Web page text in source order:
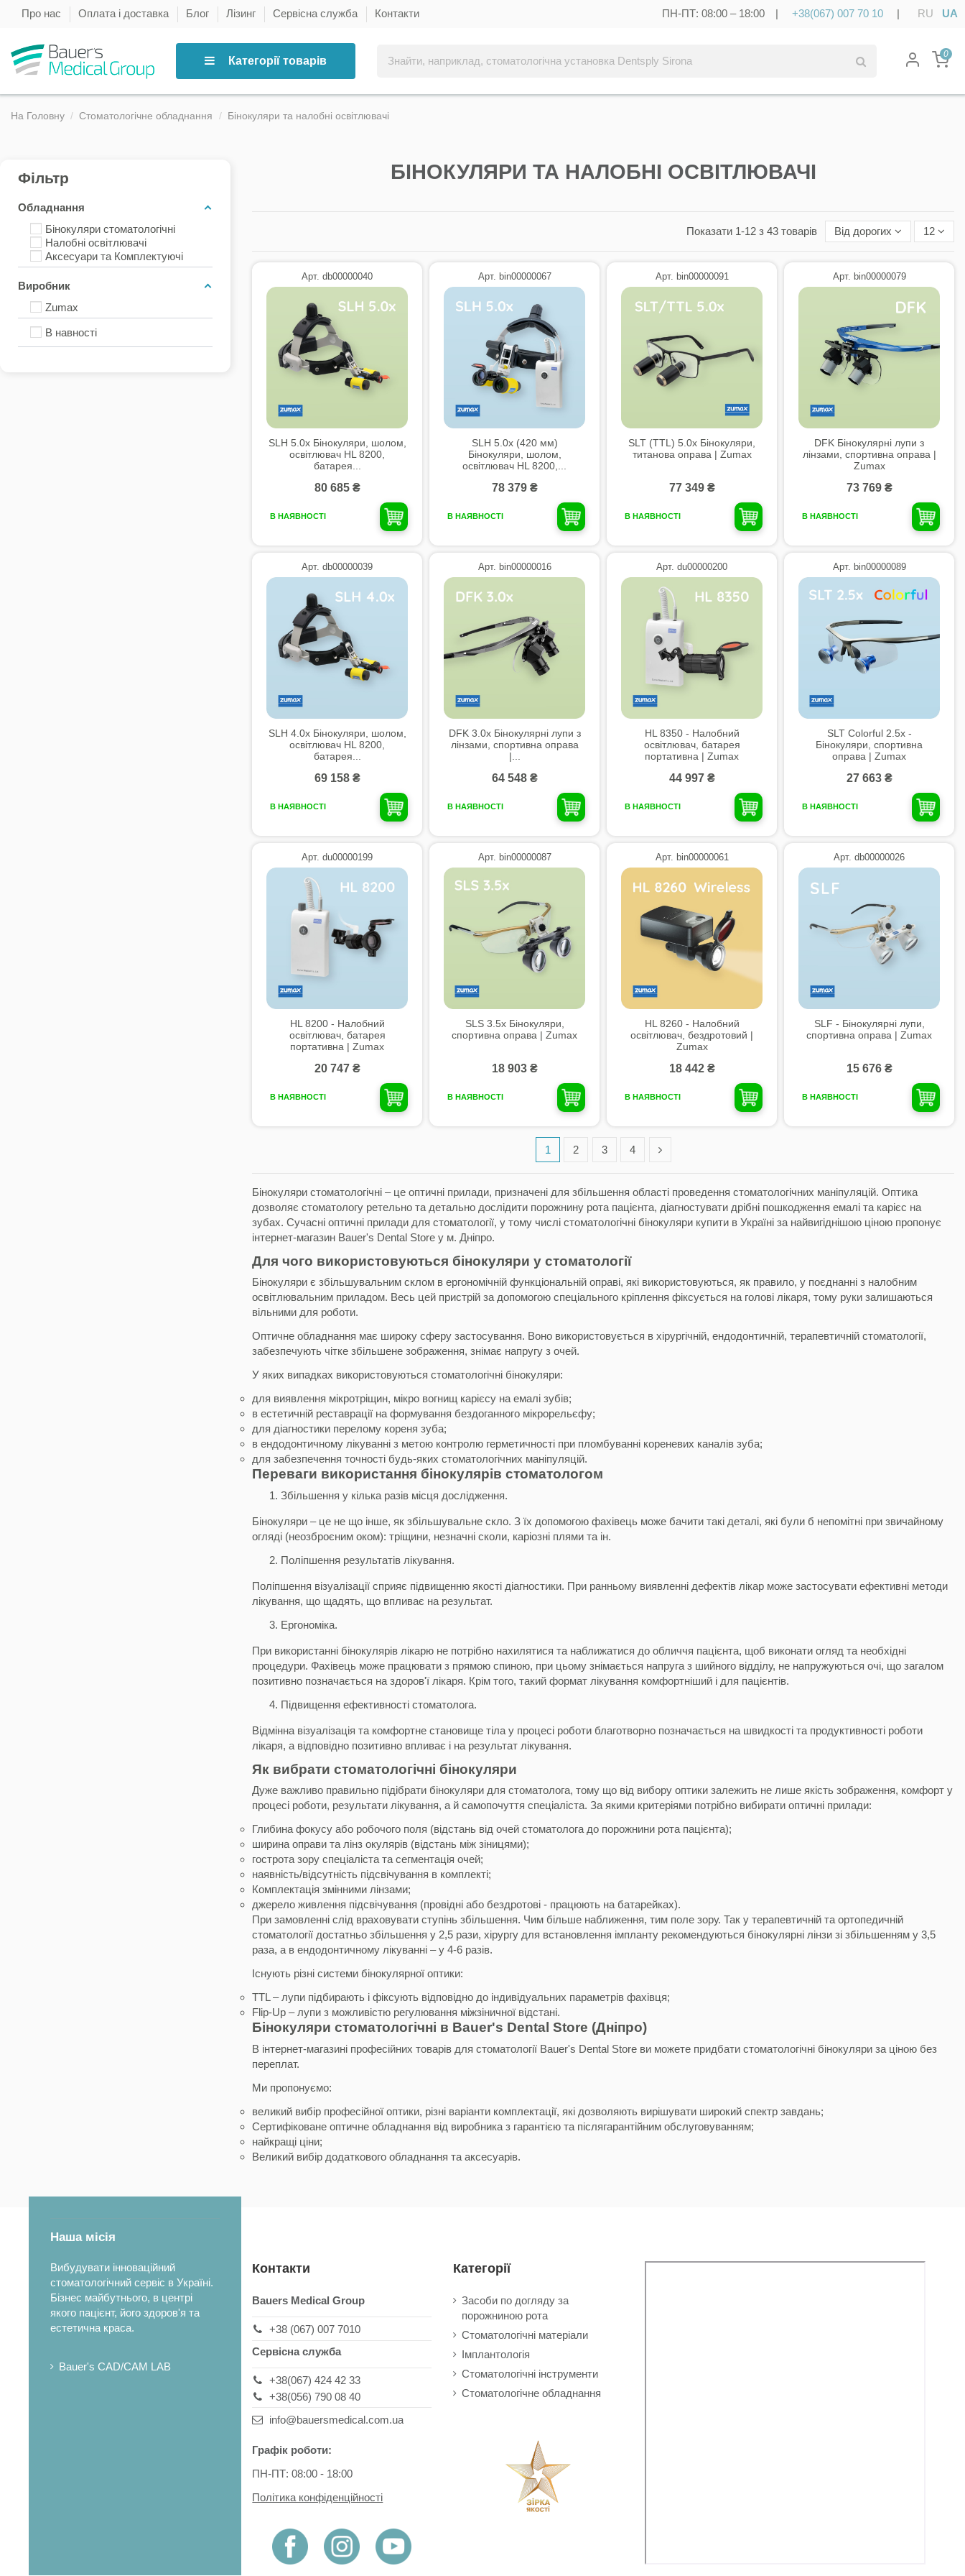
Про нас Оплата і доставка Блог Лізинг Сервісна служба Контакти ПН-ПТ: 08:00 – 18:00 | +38(067) 007 70 10 | RU UA
Категорії товарів
0
На Головну Стоматологічне обладнання Бінокуляри та налобні освітлювачі
Фільтр
Обладнання
Бінокуляри стоматологічні
Налобні освітлювачі
Аксесуари та Комплектуючі
Виробник
Zumax
В навності
БІНОКУЛЯРИ ТА НАЛОБНІ ОСВІТЛЮВАЧІ
Показати 1-12 з 43 товарів Від дорогих 12
Арт. db00000040
SLH 5.0x Бінокуляри, шолом,
освітлювач HL 8200,
батарея...
80 685 ₴
В НАЯВНОСТІ
Арт. bin00000067
SLH 5.0x (420 мм)
Бінокуляри, шолом,
освітлювач HL 8200,...
78 379 ₴
В НАЯВНОСТІ
Арт. bin00000091
SLT (TTL) 5.0x Бінокуляри,
титанова оправа | Zumax
77 349 ₴
В НАЯВНОСТІ
Арт. bin00000079
DFK Бінокулярні лупи з
лінзами, спортивна оправа |
Zumax
73 769 ₴
В НАЯВНОСТІ
Арт. db00000039
SLH 4.0x Бінокуляри, шолом,
освітлювач HL 8200,
батарея...
69 158 ₴
В НАЯВНОСТІ
Арт. bin00000016
DFK 3.0x Бінокулярні лупи з
лінзами, спортивна оправа
|...
64 548 ₴
В НАЯВНОСТІ
Арт. du00000200
HL 8350 - Налобний
освітлювач, батарея
портативна | Zumax
44 997 ₴
В НАЯВНОСТІ
Арт. bin00000089
SLT Colorful 2.5x -
Бінокуляри, спортивна
оправа | Zumax
27 663 ₴
В НАЯВНОСТІ
Арт. du00000199
HL 8200 - Налобний
освітлювач, батарея
портативна | Zumax
20 747 ₴
В НАЯВНОСТІ
Арт. bin00000087
SLS 3.5x Бінокуляри,
спортивна оправа | Zumax
18 903 ₴
В НАЯВНОСТІ
Арт. bin00000061
HL 8260 - Налобний
освітлювач, бездротовий |
Zumax
18 442 ₴
В НАЯВНОСТІ
Арт. db00000026
SLF - Бінокулярні лупи,
спортивна оправа | Zumax
15 676 ₴
В НАЯВНОСТІ
1 2 3 4
Бінокуляри стоматологічні – це оптичні прилади, призначені для збільшення області проведення стоматологічних маніпуляцій. Оптика
дозволяє стоматологу ретельно та детально дослідити порожнину рота пацієнта, діагностувати дрібні пошкодження емалі та карієс на
зубах. Сучасні оптичні прилади для стоматології, у тому числі стоматологічні бінокуляри купити в Україні за найвигіднішою ціною пропонує
інтернет-магазин Bauer's Dental Store у м. Дніпро.
Для чого використовуються бінокуляри у стоматології
Бінокуляри є збільшувальним склом в ергономічній функціональній оправі, які використовуються, як правило, у поєднанні з налобним
освітлювальним приладом. Весь цей пристрій за допомогою спеціального кріплення фіксується на голові лікаря, тому руки залишаються
вільними для роботи.
Оптичне обладнання має широку сферу застосування. Воно використовується в хірургічній, ендодонтичній, терапевтичній стоматології,
забезпечують чітке збільшене зображення, знімає напругу з очей.
У яких випадках використовуються стоматологічні бінокуляри:
для виявлення мікротріщин, мікро вогнищ карієсу на емалі зубів;
в естетичній реставрації на формування бездоганного мікрорельєфу;
для діагностики перелому кореня зуба;
в ендодонтичному лікуванні з метою контролю герметичності при пломбуванні кореневих каналів зуба;
для забезпечення точності будь-яких стоматологічних маніпуляцій.
Переваги використання бінокулярів стоматологом
Збільшення у кілька разів місця дослідження.
Бінокуляри – це не що інше, як збільшувальне скло. З їх допомогою фахівець може бачити такі деталі, які були б непомітні при звичайному
огляді (неозброєним оком): тріщини, незначні сколи, каріозні плями та ін.
Поліпшення результатів лікування.
Поліпшення візуалізації сприяє підвищенню якості діагностики. При ранньому виявленні дефектів лікар може застосувати ефективні методи
лікування, що щадять, що впливає на результат.
Ергономіка.
При використанні бінокулярів лікарю не потрібно нахилятися та наближатися до обличчя пацієнта, щоб виконати огляд та необхідні
процедури. Фахівець може працювати з прямою спиною, при цьому знімається напруга з шийного відділу, не напружуються очі, що загалом
позитивно позначається на здоров'ї лікаря. Крім того, такий формат лікування комфортніший і для пацієнтів.
Підвищення ефективності стоматолога.
Відмінна візуалізація та комфортне становище тіла у процесі роботи благотворно позначається на швидкості та продуктивності роботи
лікаря, а відповідно позитивно впливає і на результат лікування.
Як вибрати стоматологічні бінокуляри
Дуже важливо правильно підібрати бінокуляри для стоматолога, тому що від вибору оптики залежить не лише якість зображення, комфорт у
процесі роботи, результати лікування, а й самопочуття спеціаліста. За якими критеріями потрібно вибирати оптичні прилади:
Глибина фокусу або робочого поля (відстань від очей стоматолога до порожнини рота пацієнта);
ширина оправи та лінз окулярів (відстань між зіницями);
гострота зору спеціаліста та сегментація очей;
наявність/відсутність підсвічування в комплекті;
Комплектація змінними лінзами;
джерело живлення підсвічування (провідні або бездротові - працюють на батарейках).
При замовленні слід враховувати ступінь збільшення. Чим більше наближення, тим поле зору. Так у терапевтичній та ортопедичній
стоматології достатньо збільшення у 2,5 рази, хірургу для встановлення імпланту рекомендуються бінокулярні лінзи зі збільшенням у 3,5
раза, а в ендодонтичному лікуванні – у 4-6 разів.
Існують різні системи бінокулярної оптики:
TTL – лупи підбирають і фіксують відповідно до індивідуальних параметрів фахівця;
Flip-Up – лупи з можливістю регулювання міжзіничної відстані.
Бінокуляри стоматологічні в Bauer's Dental Store (Дніпро)
В інтернет-магазині професійних товарів для стоматології Bauer's Dental Store ви можете придбати стоматологічні бінокуляри за ціною без
переплат.
Ми пропонуємо:
великий вибір професійної оптики, різні варіанти комплектації, які дозволяють вирішувати широкий спектр завдань;
Сертифіковане оптичне обладнання від виробника з гарантією та післягарантійним обслуговуванням;
найкращі ціни;
Великий вибір додаткового обладнання та аксесуарів.
Наша місія
Вибудувати інноваційний
стоматологічний сервіс в Україні.
Бізнес майбутнього, в центрі
якого пацієнт, його здоров'я та
естетична краса.
Bauer's CAD/CAM LAB
Контакти
Bauers Medical Group
+38 (067) 007 7010
Сервісна служба
+38(067) 424 42 33
+38(056) 790 08 40
info@bauersmedical.com.ua
Графік роботи:
ПН-ПТ: 08:00 - 18:00
Політика конфіденційності
Категорії
Засоби по догляду за
порожниною рота
Стоматологічні матеріали
Імплантологія
Стоматологічні інструменти
Стоматологічне обладнання